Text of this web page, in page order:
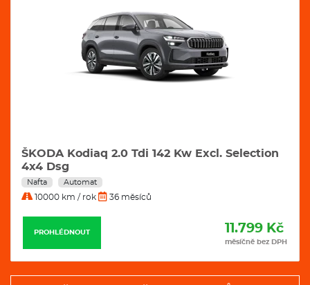
ŠKODA Kodiaq 2.0 Tdi 142 Kw Sportline 4x4
sg
Nafta Automat
10000 km / rok 36 měsíců
PROHLÉDNOUT 11.498 Kč
měsíčně bez DPH